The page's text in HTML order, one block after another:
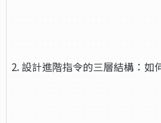
2. 設計進階指令的三層結構：如